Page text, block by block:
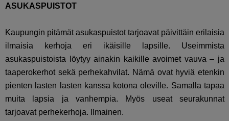
ASUKASPUISTOT
Kaupungin pitämät asukaspuistot tarjoavat päivittäin erilaisia
ilmaisia kerhoja eri ikäisille lapsille. Useimmista
asukaspuistoista löytyy ainakin kaikille avoimet vauva – ja
taaperokerhot sekä perhekahvilat. Nämä ovat hyviä etenkin
pienten lasten lasten kanssa kotona oleville. Samalla tapaa
muita lapsia ja vanhempia. Myös useat seurakunnat
tarjoavat perhekerhoja. Ilmainen.